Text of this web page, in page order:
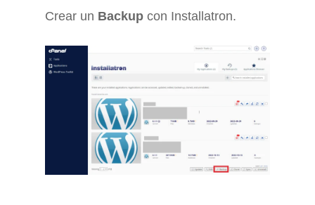
Crear un Backup con Installatron.